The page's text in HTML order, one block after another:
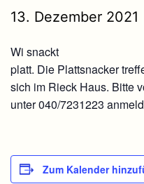
13. Dezember 2021
Wi snackt
platt. Die Plattsnacker
sich im Rieck Haus. Bitte
unter 040/7231223
Zum Kalender